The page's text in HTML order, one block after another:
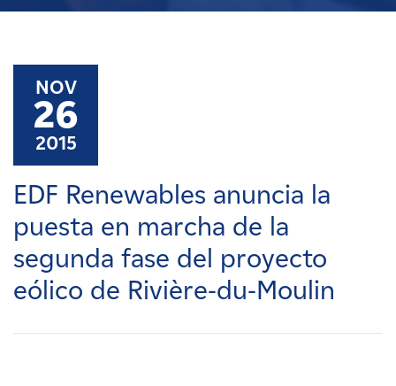
Carreras
Noticias
Contacte con
Afiliados
NOV
26
2015
EDF Renewables anuncia la
puesta en marcha de la
segunda fase del proyecto
eólico de Rivière-du-Moulin